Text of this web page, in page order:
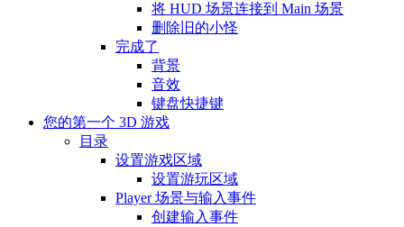
将 HUD 场景连接到 Main 场景
删除旧的小怪
完成了
背景
音效
键盘快捷键
您的第一个 3D 游戏
目录
设置游戏区域
设置游玩区域
Player 场景与输入事件
创建输入事件